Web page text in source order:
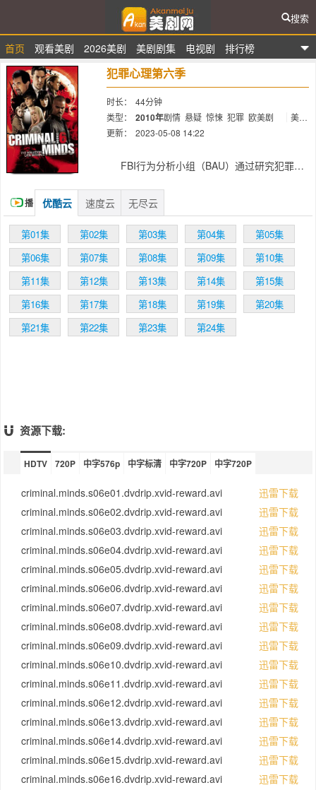
爱看美剧网
首页 观看美剧 2026美剧 美剧剧集 电视剧 排行榜
搜索
犯罪心理第六季
时长：
44分钟
类型：
2010年剧情 悬疑 惊悚 犯罪 欧美剧
美国
英语
更新： 2023-05-08 14:22
FBI行为分析小组（BAU）通过研究犯罪心
分支。BAU接手的案件多为连环犯罪的重大案
件，成员们从一系列的作案模式中推导出凶手
的性别、种族、年龄、职业等要件，对嫌犯进
行“侧写”的过程，帮助警方将凶手绳之以法。
然而，令人遗憾的是，JJ将在新一季中退出。
尽管如此，相信在新一季中，剧情将带给大家
更多惊喜。
播 优酷云 速度云 无尽云
第01集 第02集 第03集 第04集
第05集
第06集
第07集 第08集 第09集
第10集
第11集
第12集 第13集 第14集
第15集
第16集
第17集 第18集 第19集
第20集
第21集
第22集 第23集 第24集
资源下载:
HDTV 720P 中字576p 中字标清 中字720P 中字720P
criminal.minds.s06e01.dvdrip.xvid-reward.avi
迅雷下载
criminal.minds.s06e02.dvdrip.xvid-reward.avi
迅雷下载
criminal.minds.s06e03.dvdrip.xvid-reward.avi
迅雷下载
criminal.minds.s06e04.dvdrip.xvid-reward.avi
迅雷下载
criminal.minds.s06e05.dvdrip.xvid-reward.avi
迅雷下载
criminal.minds.s06e06.dvdrip.xvid-reward.avi
迅雷下载
criminal.minds.s06e07.dvdrip.xvid-reward.avi
迅雷下载
criminal.minds.s06e08.dvdrip.xvid-reward.avi
迅雷下载
criminal.minds.s06e09.dvdrip.xvid-reward.avi
迅雷下载
criminal.minds.s06e10.dvdrip.xvid-reward.avi
迅雷下载
criminal.minds.s06e11.dvdrip.xvid-reward.avi
迅雷下载
criminal.minds.s06e12.dvdrip.xvid-reward.avi
迅雷下载
criminal.minds.s06e13.dvdrip.xvid-reward.avi
迅雷下载
criminal.minds.s06e14.dvdrip.xvid-reward.avi
迅雷下载
criminal.minds.s06e15.dvdrip.xvid-reward.avi
迅雷下载
criminal.minds.s06e16.dvdrip.xvid-reward.avi
迅雷下载